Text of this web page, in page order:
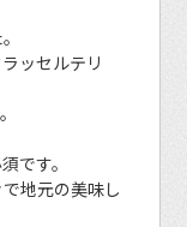
ッセルテリ
です。
地元の美味し